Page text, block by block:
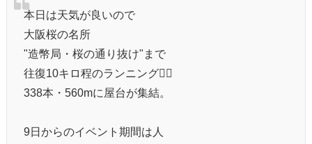
本日は天気が良いので
大阪桜の名所
"造幣局・桜の通り抜け"まで
往復10キロ程のランニング🏃‍♂️
338本・560mに屋台が集結。
9日からのイベント期間は人